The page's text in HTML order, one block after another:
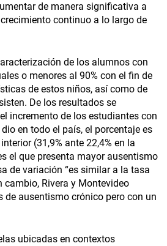
de manera significativa a
continuo a lo largo de
de los alumnos con
o menores al 90% con el fin de
de estos niños, así como de
De los resultados se
incremento de los estudiantes con
en todo el país, el porcentaje es
(31,9% ante 22,4% en la
el que presenta mayor ausentismo
de variación “es similar a la tasa
cambio, Rivera y Montevideo
de ausentismo crónico pero con un
ubicadas en contextos